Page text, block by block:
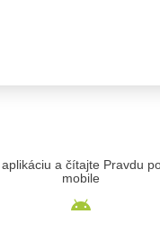
a čítajte Pravdu
mobile